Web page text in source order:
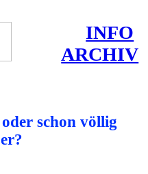
INFO
ARCHIV
schon völlig